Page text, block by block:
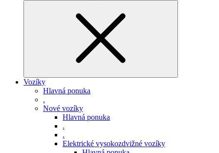
Vozíky
Hlavná ponuka
.
Nové vozíky
Hlavná ponuka
.
.
Elektrické vysokozdvižné vozíky